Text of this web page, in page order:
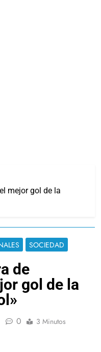
mejor gol de la
SOCIEDAD
de
gol de la
0 3 Minutos